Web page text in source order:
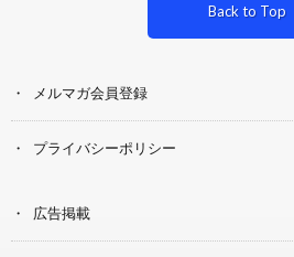
Back to Top
メルマガ会員登録
プライバシーポリシー
広告掲載